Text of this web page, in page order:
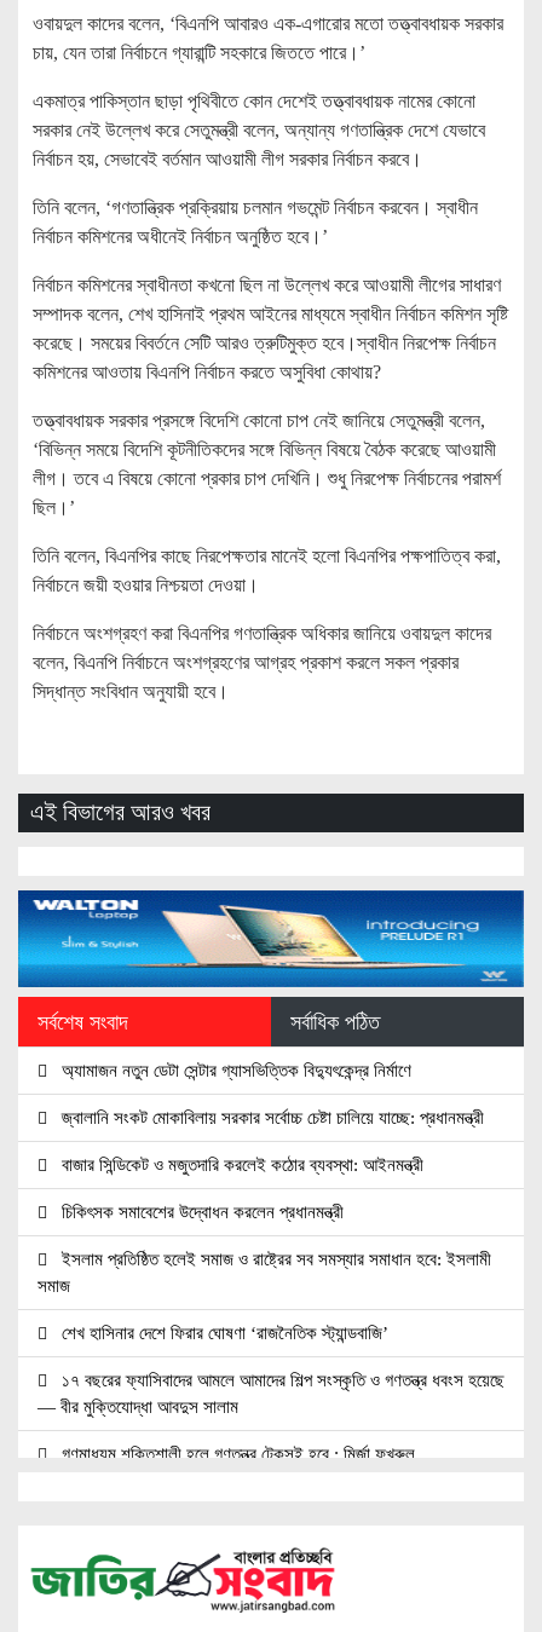
ওবায়দুল কাদের বলেন, ‘বিএনপি আবারও এক-এগারোর মতো তত্ত্বাবধায়ক সরকার
চায়, যেন তারা নির্বাচনে গ্যারান্টি সহকারে জিততে পারে।’
একমাত্র পাকিস্তান ছাড়া পৃথিবীতে কোন দেশেই তত্ত্বাবধায়ক নামের কোনো
সরকার নেই উল্লেখ করে সেতুমন্ত্রী বলেন, অন্যান্য গণতান্ত্রিক দেশে যেভাবে
নির্বাচন হয়, সেভাবেই বর্তমান আওয়ামী লীগ সরকার নির্বাচন করবে।
তিনি বলেন, ‘গণতান্ত্রিক প্রক্রিয়ায় চলমান গভমেন্ট নির্বাচন করবেন। স্বাধীন
নির্বাচন কমিশনের অধীনেই নির্বাচন অনুষ্ঠিত হবে।’
নির্বাচন কমিশনের স্বাধীনতা কখনো ছিল না উল্লেখ করে আওয়ামী লীগের সাধারণ
সম্পাদক বলেন, শেখ হাসিনাই প্রথম আইনের মাধ্যমে স্বাধীন নির্বাচন কমিশন সৃষ্টি
করেছে। সময়ের বিবর্তনে সেটি আরও ত্রুটিমুক্ত হবে।স্বাধীন নিরপেক্ষ নির্বাচন
কমিশনের আওতায় বিএনপি নির্বাচন করতে অসুবিধা কোথায়?
তত্ত্বাবধায়ক সরকার প্রসঙ্গে বিদেশি কোনো চাপ নেই জানিয়ে সেতুমন্ত্রী বলেন,
‘বিভিন্ন সময়ে বিদেশি কূটনীতিকদের সঙ্গে বিভিন্ন বিষয়ে বৈঠক করেছে আওয়ামী
লীগ। তবে এ বিষয়ে কোনো প্রকার চাপ দেখিনি। শুধু নিরপেক্ষ নির্বাচনের পরামর্শ
ছিল।’
তিনি বলেন, বিএনপির কাছে নিরপেক্ষতার মানেই হলো বিএনপির পক্ষপাতিত্ব করা,
নির্বাচনে জয়ী হওয়ার নিশ্চয়তা দেওয়া।
নির্বাচনে অংশগ্রহণ করা বিএনপির গণতান্ত্রিক অধিকার জানিয়ে ওবায়দুল কাদের
বলেন, বিএনপি নির্বাচনে অংশগ্রহণের আগ্রহ প্রকাশ করলে সকল প্রকার
সিদ্ধান্ত সংবিধান অনুযায়ী হবে।
এই বিভাগের আরও খবর
সর্বশেষ সংবাদ সর্বাধিক পঠিত
অ্যামাজন নতুন ডেটা সেন্টার গ্যাসভিত্তিক বিদ্যুৎকেন্দ্র নির্মাণে
জ্বালানি সংকট মোকাবিলায় সরকার সর্বোচ্চ চেষ্টা চালিয়ে যাচ্ছে: প্রধানমন্ত্রী
বাজার সিন্ডিকেট ও মজুতদারি করলেই কঠোর ব্যবস্থা: আইনমন্ত্রী
চিকিৎসক সমাবেশের উদ্বোধন করলেন প্রধানমন্ত্রী
ইসলাম প্রতিষ্ঠিত হলেই সমাজ ও রাষ্ট্রের সব সমস্যার সমাধান হবে: ইসলামী
সমাজ
শেখ হাসিনার দেশে ফিরার ঘোষণা ‘রাজনৈতিক স্ট্যান্ডবাজি’
১৭ বছরের ফ্যাসিবাদের আমলে আমাদের শিল্প সংস্কৃতি ও গণতন্ত্র ধবংস হয়েছে
— বীর মুক্তিযোদ্ধা আবদুস সালাম
গণমাধ্যম শক্তিশালী হলে গণতন্ত্র টেকসই হবে : মির্জা ফখরুল
কক্সবাজারের পর্যটন শিল্পকে কাজে লাগাতে চায় সরকার: স্বরাষ্ট্রমন্ত্রী